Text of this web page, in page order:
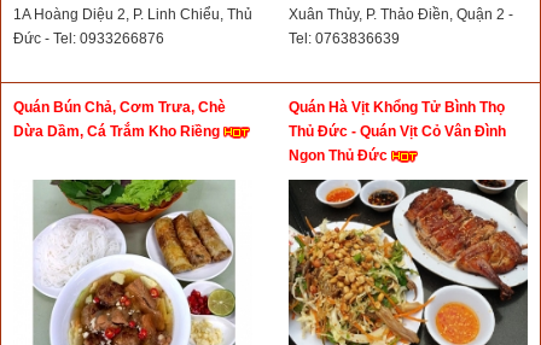
1A Hoàng Diệu 2, P. Linh Chiểu, Thủ
Đức - Tel: 0933266876
Xuân Thủy, P. Thảo Điền, Quận 2 -
Tel: 0763836639
Quán Bún Chả, Cơm Trưa, Chè
Dừa Dầm, Cá Trắm Kho Riềng
Quán Hà Vịt Khổng Tử Bình Thọ
Thủ Đức - Quán Vịt Cỏ Vân Đình
Ngon Thủ Đức